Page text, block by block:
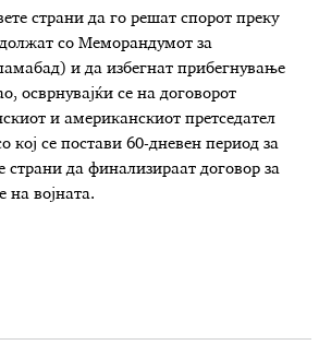
страни да го решат спорот преку
со Меморандумот за
и да избегнат прибегнување
осврнувајќи се на договорот
и американскиот претседател
кој се постави 60-дневен период за
страни да финализираат договор за
на војната.